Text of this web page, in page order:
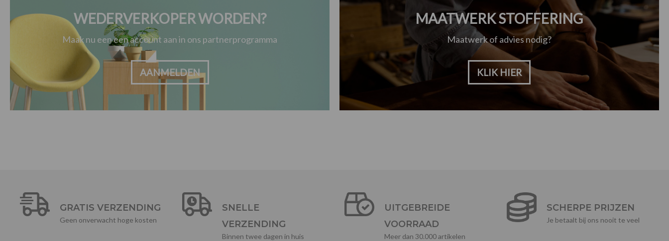
WEDERVERKOPER WORDEN?
Maak nu een een account aan in ons partnerprogramma
AANMELDEN
MAATWERK STOFFERING
Maatwerk of advies nodig?
KLIK HIER
GRATIS VERZENDING
Geen onverwacht hoge kosten
SNELLE
VERZENDING
Binnen twee dagen in huis
UITGEBREIDE
VOORRAAD
Meer dan 30.000 artikelen
SCHERPE PRIJZEN
Je betaalt bij ons nooit te veel